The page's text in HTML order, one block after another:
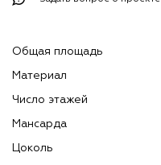
Общая площадь
Материал
Число этажей
Мансарда
Цоколь